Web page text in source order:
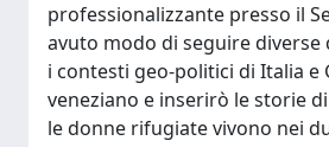
professionalizzante presso il
avuto modo di seguire
i contesti geo-politici di Italia
veneziano e inserirò le storie
le donne rifugiate vivono nei